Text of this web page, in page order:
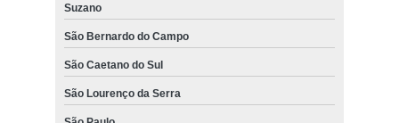
Suzano
São Bernardo do Campo
São Caetano do Sul
São Lourenço da Serra